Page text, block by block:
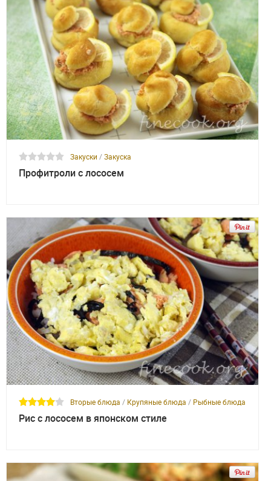
Закуски /Закуска
Профитроли с лососем
Вторые блюда / Крупяные блюда / Рыбные блюда
Рис с лососем в японском стиле